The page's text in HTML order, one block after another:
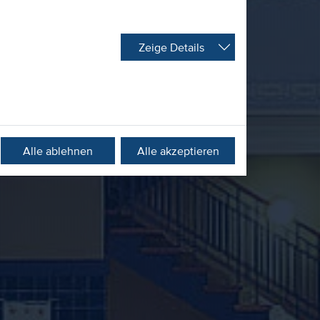
Zeige Details
Alle ablehnen Alle akzeptieren